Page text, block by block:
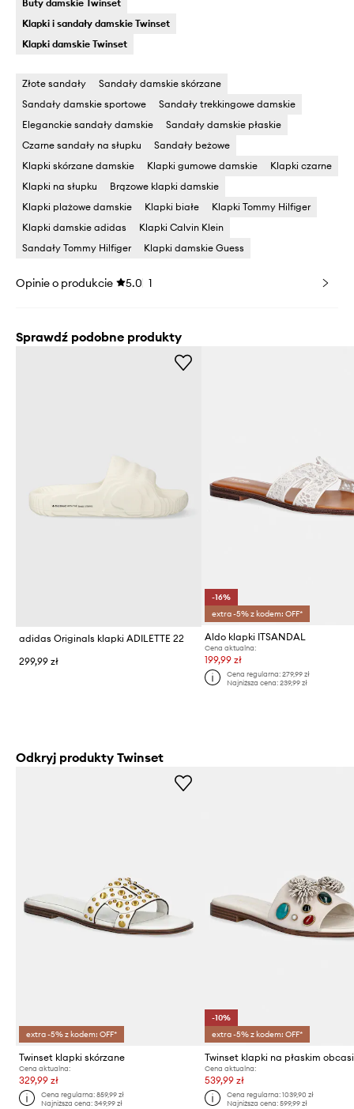
Buty damskie Twinset
Klapki i sandały damskie Twinset
Klapki damskie Twinset
Złote sandały
Sandały damskie skórzane
Sandały damskie sportowe
Sandały trekkingowe damskie
Eleganckie sandały damskie
Sandały damskie płaskie
Czarne sandały na słupku
Sandały beżowe
Klapki skórzane damskie
Klapki gumowe damskie
Klapki czarne
Klapki na słupku
Brązowe klapki damskie
Klapki plażowe damskie
Klapki białe
Klapki Tommy Hilfiger
Klapki damskie adidas
Klapki Calvin Klein
Sandały Tommy Hilfiger
Klapki damskie Guess
Opinie o produkcie 5.0 1
Sprawdź podobne produkty
adidas Originals klapki ADILETTE 22
299,99 zł
-16%
extra -5% z kodem: OFF*
Aldo klapki ITSANDAL
Cena aktualna:
199,99 zł
Cena regularna: 279,99 zł
Najniższa cena: 239,99 zł
Odkryj produkty Twinset
extra -5% z kodem: OFF*
Twinset klapki skórzane
Cena aktualna:
329,99 zł
Cena regularna:859,99 zł
Najniższa cena:349,99 zł
-10%
extra -5% z kodem: OFF*
Cena aktualna:
539,99 zł
Cena regularna: 1039,90 zł
Najniższa cena: 599,99 zł